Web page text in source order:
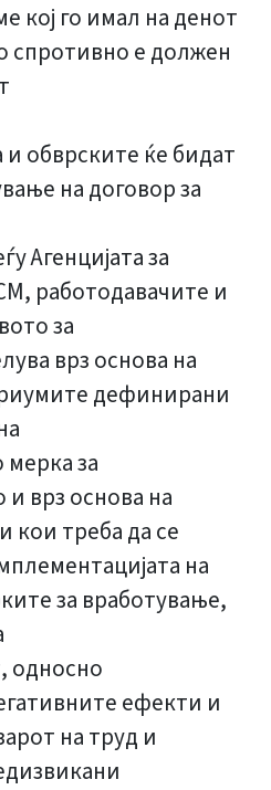
кој го имал на денот
спротивно е должен
обврските ќе бидат
на договор за
Агенцијата за
работодавачите и
за
врз основа на
дефинирани
за
врз основа на
треба да се
на
за вработување,
односно
ефекти и
на труд и